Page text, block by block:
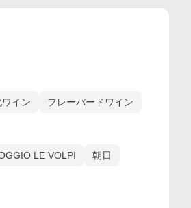
イン フレーバードワイン
LE VOLPI 朝日